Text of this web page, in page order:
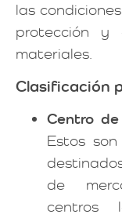
las
protección y
materiales.
Clasificación
Centro
Estos
de
centros